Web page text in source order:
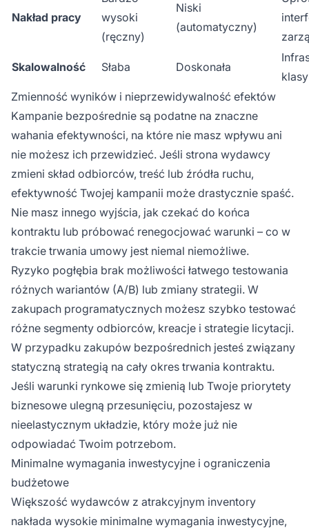
Nakład pracy
wysoki
(ręczny)
Niski
(automatyczny)
Skalowalność Słaba Doskonała
Zmienność wyników i nieprzewidywalność efektów
Kampanie bezpośrednie są podatne na znaczne
wahania efektywności, na które nie masz wpływu ani
nie możesz ich przewidzieć. Jeśli strona wydawcy
zmieni skład odbiorców, treść lub źródła ruchu,
efektywność Twojej kampanii może drastycznie spaść.
Nie masz innego wyjścia, jak czekać do końca
kontraktu lub próbować renegocjować warunki – co w
trakcie trwania umowy jest niemal niemożliwe.
Ryzyko pogłębia brak możliwości łatwego testowania
różnych wariantów (A/B) lub zmiany strategii. W
zakupach programatycznych możesz szybko testować
różne segmenty odbiorców, kreacje i strategie licytacji.
W przypadku zakupów bezpośrednich jesteś związany
statyczną strategią na cały okres trwania kontraktu.
Jeśli warunki rynkowe się zmienią lub Twoje priorytety
biznesowe ulegną przesunięciu, pozostajesz w
nieelastycznym układzie, który może już nie
odpowiadać Twoim potrzebom.
Minimalne wymagania inwestycyjne i ograniczenia
budżetowe
Większość wydawców z atrakcyjnym inventory
nakłada wysokie minimalne wymagania inwestycyjne,